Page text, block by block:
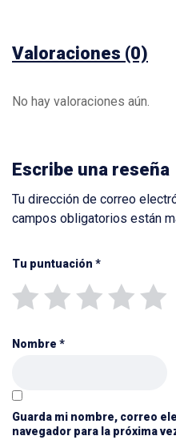
Valoraciones (0)
No hay valoraciones aún.
Escribe una reseña
Tu dirección de correo
campos obligatorios están
Tu puntuación *
Nombre *
Guarda mi nombre, correo
navegador para la próxima